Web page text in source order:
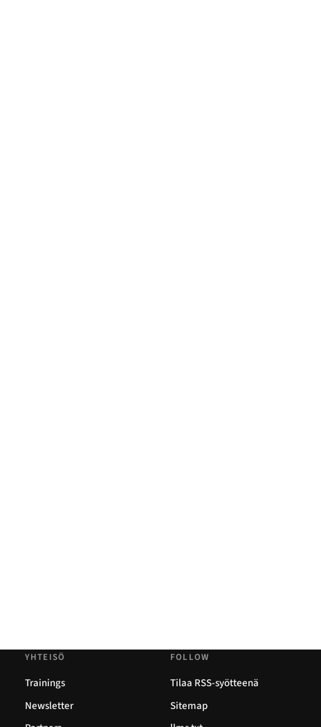
YHTEISÖ
Trainings
Newsletter
FOLLOW
Tilaa RSS-syötteenä
Sitemap